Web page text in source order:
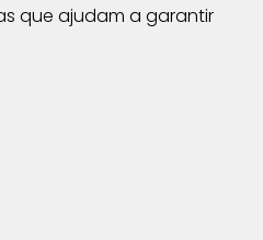
que ajudam a garantir